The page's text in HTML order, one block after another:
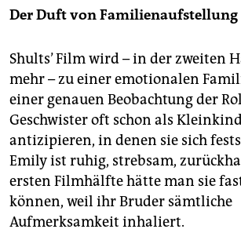
Der Duft von Familienaufstellung
Shults’ Film wird – in der zweiten
mehr – zu einer emotionalen
einer genauen Beobachtung der
Geschwister oft schon als
antizipieren, in denen sie sich
Emily ist ruhig, strebsam,
ersten Filmhälfte hätte man sie
können, weil ihr Bruder sämtliche
Aufmerksamkeit inhaliert.